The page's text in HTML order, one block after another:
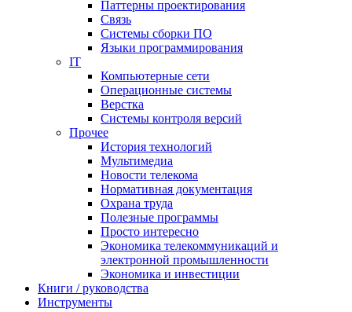
Паттерны проектирования
Связь
Системы сборки ПО
Языки программирования
IT
Компьютерные сети
Операционные системы
Верстка
Системы контроля версий
Прочее
История технологий
Мультимедиа
Новости телекома
Нормативная документация
Охрана труда
Полезные программы
Просто интересно
Экономика телекоммуникаций и
электронной промышленности
Экономика и инвестиции
Книги / руководства
Инструменты